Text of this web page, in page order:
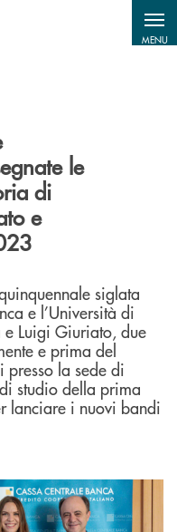
MENU
le
di
e
siglata
e l’Università di
Luigi Giuriato, due
e prima del
presso la sede di
studio della prima
lanciare i nuovi bandi